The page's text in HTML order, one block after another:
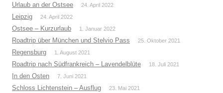
Urlaub an der Ostsee 24. April 2022
Leipzig 24. April 2022
Ostsee – Kurzurlaub 1. Januar 2022
Roadtrip über München und Stelvio Pass 25. Oktober 2021
Regensburg 1. August 2021
Roadtrip nach Südfrankreich – Lavendelblüte 18. Juli 2021
In den Osten 7. Juni 2021
Schloss Lichtenstein – Ausflug 23. Mai 2021